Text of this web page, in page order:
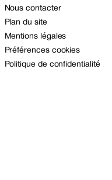
Nous contacter
Plan du site
Mentions légales
Préférences cookies
Politique de confidentialité